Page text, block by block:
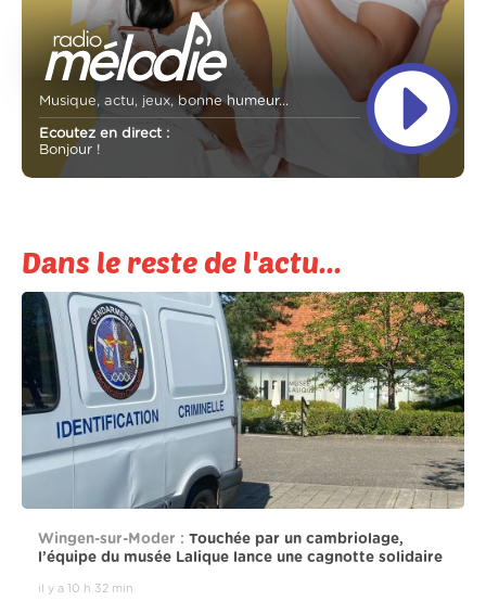
Musique, actu, jeux, bonne humeur...
Ecoutez en direct :
Bonjour !
Dans le reste de l'actu...
Wingen-sur-Moder : Touchée par un cambriolage,
l’équipe du musée Lalique lance une cagnotte solidaire
il y a 10 h 32 min